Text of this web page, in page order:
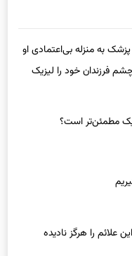
به منزله بی‌اعتمادی او
فرزندان خود را لیزیک